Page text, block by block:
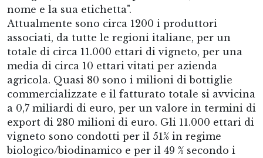
nome e la sua etichetta".
Attualmente sono circa 1200 i produttori
associati, da tutte le regioni italiane, per un
totale di circa 11.000 ettari di vigneto, per una
media di circa 10 ettari vitati per azienda
agricola. Quasi 80 sono i milioni di bottiglie
commercializzate e il fatturato totale si avvicina
a 0,7 miliardi di euro, per un valore in termini di
export di 280 milioni di euro. Gli 11.000 ettari di
vigneto sono condotti per il 51% in regime
biologico/biodinamico e per il 49 % secondo i